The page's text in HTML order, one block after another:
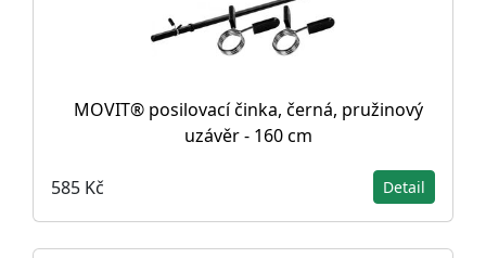
MOVIT® posilovací činka, černá, pružinový
uzávěr - 160 cm
585 Kč Detail